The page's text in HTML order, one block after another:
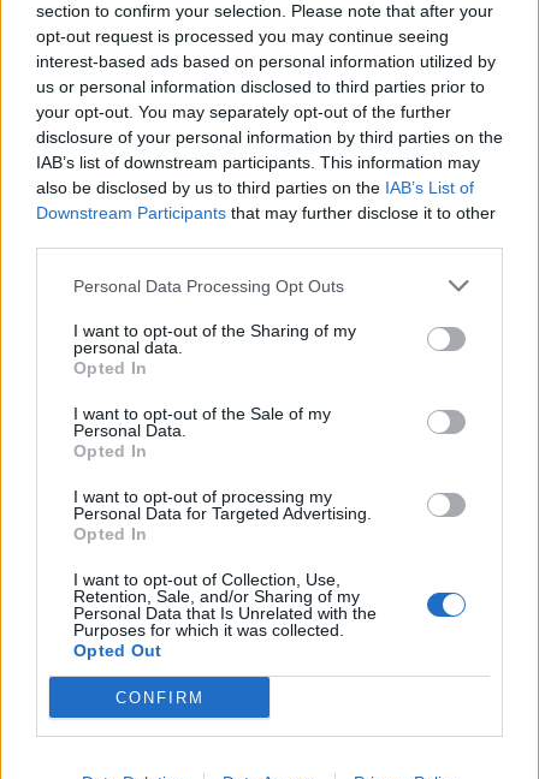
section to confirm your selection. Please note that after your
opt-out request is processed you may continue seeing
interest-based ads based on personal information utilized by
us or personal information disclosed to third parties prior to
your opt-out. You may separately opt-out of the further
disclosure of your personal information by third parties on the
IAB’s list of downstream participants. This information may
also be disclosed by us to third parties on the IAB’s List of
Downstream Participants that may further disclose it to other
Personal Data Processing Opt Outs
I want to opt-out of the Sharing of my
personal data.
Opted In
I want to opt-out of the Sale of my
Personal Data.
Opted In
I want to opt-out of processing my
Personal Data for Targeted Advertising.
Opted In
I want to opt-out of Collection, Use,
Retention, Sale, and/or Sharing of my
Personal Data that Is Unrelated with the
Purposes for which it was collected.
Opted Out
CONFIRM
Teleskopi më i fuqishëm diellor
zbulon vorbullat që ndikojnë
në motin hapësinor dhe Tokë
Esim for Global|Esim for Europe|Esim for Caribbean
Esim for USA|
for Turkey|Esim for Germany|Esim for Greece|Esim
Esim for World Cup 2026
Arabia|Esim for Egypt|Esim for United Arab